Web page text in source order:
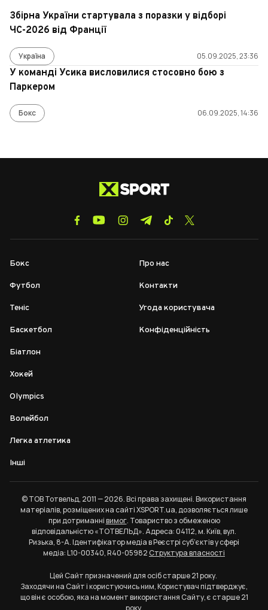
Збірна України стартувала з поразки у відборі
ЧС-2026 від Франції
Україна 05.09.2025, 23:36
У команді Усика висловилися стосовно бою з
Паркером
Бокс 06.09.2025, 14:36
Бокс
Футбол
Теніс
Баскетбол
Біатлон
Хокей
Olympics
Волейбол
Легка атлетика
Інші
Про нас
Контакти
Угода користувача
Конфіденційність
© ТОВ Тотвельд, 2011 — 2026. Всі права захищені. Використання
матеріалів, розміщених на сайті XSPORT.ua, дозволяється лише
при дотриманнівимог. Товариство з обмеженою
відповідальністю «ТОТВЕЛЬД». Адреса: 04112, м. Київ, вул.
Ризька, 8-А. Ідентифікатор медіа в Реєстрі суб’єктів у сфері
медіа: L10-00340, R40-05982Структура власності
Цей Сайт призначений для осіб старше 21 року.
Заходячи на Сайт і користуючись ним, Користувач підтверджує,
що він є особою, яка на момент використання Сайту, є старше 21